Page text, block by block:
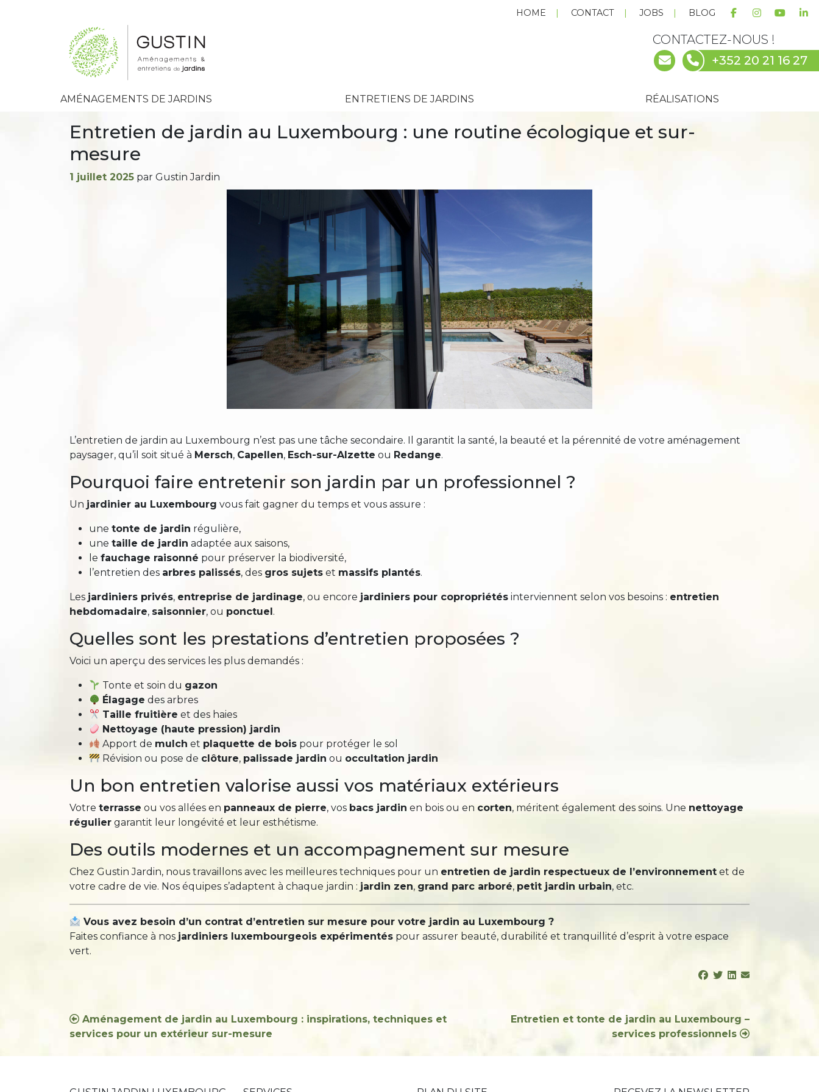
HOME CONTACT JOBS BLOG
CONTACTEZ-NOUS !
+352 20 21 16 27
AMÉNAGEMENTS DE JARDINS ENTRETIENS DE JARDINS RÉALISATIONS
Entretien de jardin au Luxembourg : une routine écologique et sur-
mesure
Publié
1 juillet 2025 par Gustin Jardin
L’entretien de jardin au Luxembourg n’est pas une tâche secondaire. Il garantit la santé, la beauté et la pérennité de votre aménagement
paysager, qu’il soit situé à Mersch, Capellen, Esch-sur-Alzette ou Redange.
Pourquoi faire entretenir son jardin par un professionnel ?
Un jardinier au Luxembourg vous fait gagner du temps et vous assure :
une tonte de jardin régulière,
une taille de jardin adaptée aux saisons,
le fauchage raisonné pour préserver la biodiversité,
l’entretien des arbres palissés, des gros sujets et massifs plantés.
Les jardiniers privés, entreprise de jardinage, ou encore jardiniers pour copropriétés interviennent selon vos besoins : entretien
hebdomadaire, saisonnier, ou ponctuel .
Quelles sont les prestations d’entretien proposées ?
Voici un aperçu des services les plus demandés :
Tonte et soin du gazon
Élagage des arbres
Taille fruitière et des haies
Nettoyage (haute pression) jardin
Apport de mulch et plaquette de bois pour protéger le sol
Révision ou pose de clôture, palissade jardin ou occultation jardin
Un bon entretien valorise aussi vos matériaux extérieurs
Votre terrasse ou vos allées en panneaux de pierre, vos bacs jardin en bois ou en corten, méritent également des soins. Une nettoyage
régulier garantit leur longévité et leur esthétisme.
Des outils modernes et un accompagnement sur mesure
Chez Gustin Jardin, nous travaillons avec les meilleures techniques pour un entretien de jardin respectueux de l’environnement et de
votre cadre de vie. Nos équipes s’adaptent à chaque jardin : jardin zen, grand parc arboré, petit jardin urbain, etc.
Vous avez besoin d’un contrat d’entretien sur mesure pour votre jardin au Luxembourg ?
Faites confiance à nos jardiniers luxembourgeois expérimentés pour assurer beauté, durabilité et tranquillité d’esprit à votre espace
vert.
Navigation
Aménagement de jardin au Luxembourg : inspirations, techniques et
services pour un extérieur sur-mesure
Entretien et tonte de jardin au Luxembourg –
services professionnels